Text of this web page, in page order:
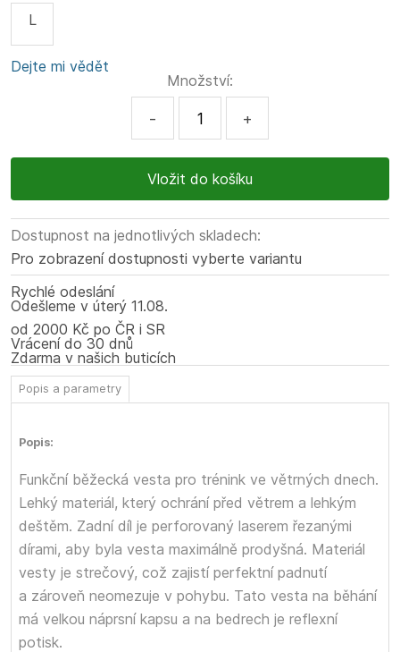
L
Dejte mi vědět
Množství:
- +
Dostupnost na jednotlivých skladech:
Pro zobrazení dostupnosti vyberte variantu
Rychlé odeslání
Odešleme v úterý 11.08.
od 2000 Kč po ČR i SR
Vrácení do 30 dnů
Zdarma v našich buticích
Popis a parametry
Popis:
Funkční běžecká vesta pro trénink ve větrných dnech.
Lehký materiál, který ochrání před větrem a lehkým
deštěm. Zadní díl je perforovaný laserem řezanými
dírami, aby byla vesta maximálně prodyšná. Materiál
vesty je strečový, což zajistí perfektní padnutí
a zároveň neomezuje v pohybu. Tato vesta na běhání
má velkou náprsní kapsu a na bedrech je reflexní
potisk.